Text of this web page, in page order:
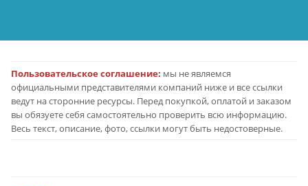
Пользовательское соглашение: мы не являемся
официальными представителями компаний ниже и все ссылки
ведут на сторонние ресурсы. Перед покупкой, оплатой и заказом
вы обязуете себя самостоятельно проверить всю информацию.
Весь текст, описание, фото, ссылки могут быть недостоверные.